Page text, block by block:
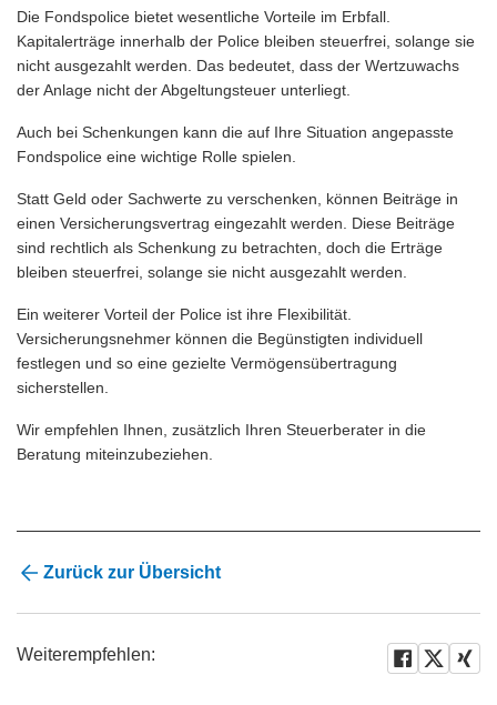
Die Fondspolice bietet wesentliche Vorteile im Erbfall.
Kapitalerträge innerhalb der Police bleiben steuerfrei, solange sie
nicht ausgezahlt werden. Das bedeutet, dass der Wertzuwachs
der Anlage nicht der Abgeltungsteuer unterliegt.
Auch bei Schenkungen kann die auf Ihre Situation angepasste
Fondspolice eine wichtige Rolle spielen.
Statt Geld oder Sachwerte zu verschenken, können Beiträge in
einen Versicherungsvertrag eingezahlt werden. Diese Beiträge
sind rechtlich als Schenkung zu betrachten, doch die Erträge
bleiben steuerfrei, solange sie nicht ausgezahlt werden.
Ein weiterer Vorteil der Police ist ihre Flexibilität.
Versicherungsnehmer können die Begünstigten individuell
festlegen und so eine gezielte Vermögensübertragung
sicherstellen.
Wir empfehlen Ihnen, zusätzlich Ihren Steuerberater in die
Beratung miteinzubeziehen.
Zurück zur Übersicht
Weiterempfehlen: